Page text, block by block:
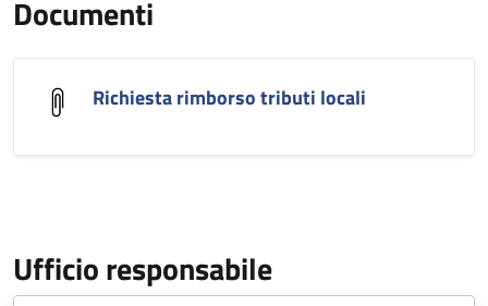
Documenti
Richiesta rimborso tributi locali
Ufficio responsabile